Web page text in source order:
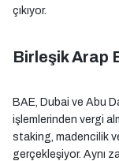
çıkıyor.
Birleşik Arap
BAE, Dubai ve Abu
işlemlerinden vergi
staking, madencilik
gerçekleşiyor. Aynı